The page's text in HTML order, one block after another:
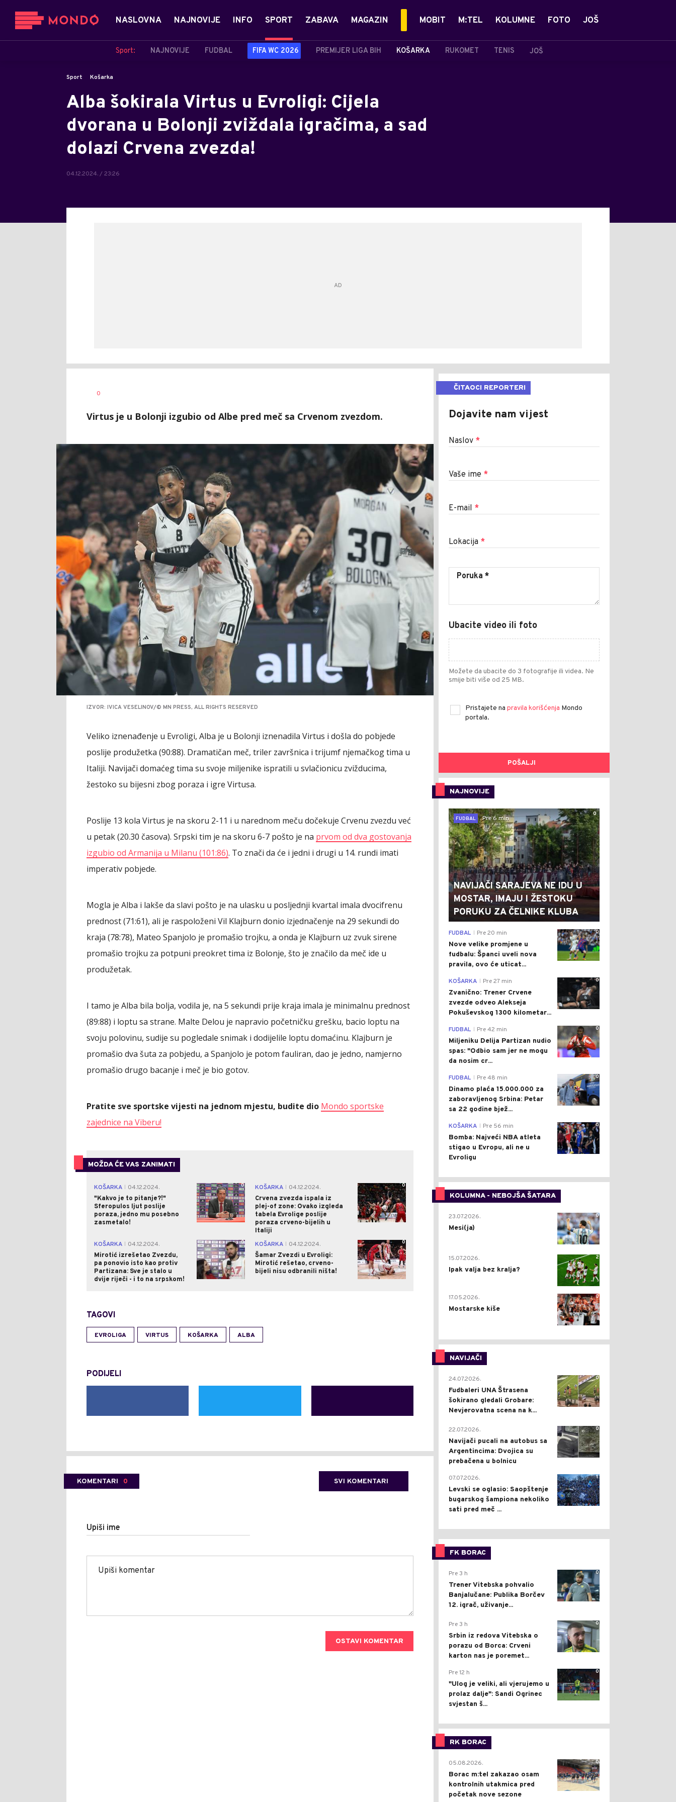
NASLOVNA NAJNOVIJE INFO SPORT
Sport: NAJNOVIJE FUDBAL FIFA WC 2026 PREMIJER LIGA BIH KOŠARKA RUKOMET TENIS JOŠ
ZABAVA MAGAZIN MOBIT M:TEL KOLUMNE FOTO JOŠ
Sport Košarka
Alba šokirala Virtus u Evroligi: Cijela
dvorana u Bolonji zviždala igračima, a sad
dolazi Crvena zvezda!
04.12.2024. / 23:26
AUTOR
0
Virtus je u Bolonji izgubio od Albe pred meč sa Crvenom zvezdom.
IZVOR: IVICA VESELINOV/© MN PRESS, ALL RIGHTS RESERVED
Veliko iznenađenje u Evroligi, Alba je u Bolonji iznenadila Virtus i došla do pobjede
poslije produžetka (90:88). Dramatičan meč, triler završnica i trijumf njemačkog tima u
Italiji. Navijači domaćeg tima su svoje miljenike ispratili u svlačionicu zvižducima,
žestoko su bijesni zbog poraza i igre Virtusa.
Poslije 13 kola Virtus je na skoru 2-11 i u narednom meču dočekuje Crvenu zvezdu već
u petak (20.30 časova). Srpski tim je na skoru 6-7 pošto je na prvom od dva gostovanja
izgubio od Armanija u Milanu (101:86). To znači da će i jedni i drugi u 14. rundi imati
imperativ pobjede.
Mogla je Alba i lakše da slavi pošto je na ulasku u posljednji kvartal imala dvocifrenu
prednost (71:61), ali je raspoloženi Vil Klajburn donio izjednačenje na 29 sekundi do
kraja (78:78), Mateo Spanjolo je promašio trojku, a onda je Klajburn uz zvuk sirene
promašio trojku za potpuni preokret tima iz Bolonje, što je značilo da meč ide u
produžetak.
I tamo je Alba bila bolja, vodila je, na 5 sekundi prije kraja imala je minimalnu prednost
(89:88) i loptu sa strane. Malte Delou je napravio početničku grešku, bacio loptu na
svoju polovinu, sudije su pogledale snimak i dodijelile loptu domaćinu. Klajburn je
promašio dva šuta za pobjedu, a Spanjolo je potom fauliran, dao je jedno, namjerno
promašio drugo bacanje i meč je bio gotov.
Pratite sve sportske vijesti na jednom mjestu, budite dio Mondo sportske
zajednice na Viberu!
MOŽDA ĆE VAS ZANIMATI
KOŠARKA
04.12.2024.
"Kakvo je to pitanje?!"
Sferopulos ljut poslije
poraza, jedno mu posebno
zasmetalo!
0 KOŠARKA
04.12.2024.
Crvena zvezda ispala iz
plej-of zone: Ovako izgleda
tabela Evrolige poslije
poraza crveno-bijelih u
Italiji
0
KOŠARKA
04.12.2024.
Mirotić izrešetao Zvezdu,
pa ponovio isto kao protiv
Partizana: Sve je stalo u
dvije riječi - i to na srpskom!
0 KOŠARKA
04.12.2024.
Šamar Zvezdi u Evroligi:
Mirotić rešetao, crveno-
bijeli nisu odbranili ništa!
0
TAGOVI
EVROLIGA VIRTUS KOŠARKA ALBA
PODIJELI
KOMENTARI 0 SVI KOMENTARI
Upiši ime
OSTAVI KOMENTAR
ČITAOCI REPORTERI
Dojavite nam vijest
Naslov *
Vaše ime *
E-mail *
Lokacija *
Ubacite video ili foto
Možete da ubacite do 3 fotografije ili videa. Ne
smije biti više od 25 MB.
Pristajete na pravila korišćenja Mondo
portala.
POŠALJI
NAJNOVIJE
0
FUDBAL
Pre 6 min
NAVIJAČI SARAJEVA NE IDU U
MOSTAR, IMAJU I ŽESTOKU
PORUKU ZA ČELNIKE KLUBA
0
FUDBAL Pre 20 min
Nove velike promjene u
fudbalu: Španci uveli nova
pravila, ovo će uticat...
0
KOŠARKA Pre 27 min
Zvanično: Trener Crvene
zvezde odveo Alekseja
Pokuševskog 1300 kilometar...
0
FUDBAL Pre 42 min
Miljeniku Delija Partizan nudio
spas: "Odbio sam jer ne mogu
da nosim cr...
0
FUDBAL Pre 48 min
Dinamo plaća 15.000.000 za
zaboravljenog Srbina: Petar
sa 22 godine bjež...
0
KOŠARKA Pre 56 min
Bomba: Najveći NBA atleta
stigao u Evropu, ali ne u
Evroligu
KOLUMNA - NEBOJŠA ŠATARA
0
23.07.2026.
Mesi(ja)
2
15.07.2026.
Ipak valja bez kralja?
0
17.05.2026.
Mostarske kiše
NAVIJAČI
0
24.07.2026.
Fudbaleri UNA Štrasena
šokirano gledali Grobare:
Nevjerovatna scena na k...
0
22.07.2026.
Navijači pucali na autobus sa
Argentincima: Dvojica su
prebačena u bolnicu
1
07.07.2026.
Levski se oglasio: Saopštenje
bugarskog šampiona nekoliko
sati pred meč ...
FK BORAC
0
Pre 3 h
Trener Vitebska pohvalio
Banjalučane: Publika Borčev
12. igrač, uživanje...
0
Pre 3 h
Srbin iz redova Vitebska o
porazu od Borca: Crveni
karton nas je poremet...
0
Pre 12 h
"Ulog je veliki, ali vjerujemo u
prolaz dalje": Sandi Ogrinec
svjestan š...
RK BORAC
0
05.08.2026.
Borac m:tel zakazao osam
kontrolnih utakmica pred
početak nove sezone